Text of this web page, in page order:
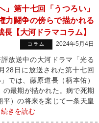
」第十七回「うつろい」
力闘争の傍らで描かれる
長【大河ドラマコラム】
コラム 2024年5月4日
放送中の大河ドラマ「光る
28日に放送された第十七回
」では、藤原道長（柄本佑）
最期が描かれた。病で死期
）の将来を案じて一条天皇
続きを読む